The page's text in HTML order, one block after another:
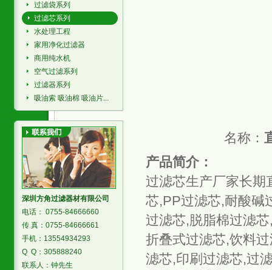
过滤袋系列
过滤芯系列
水处理工程
家用净化过滤器
商用纯水机
空气过滤系列
过滤器系列
吸油索 吸油棉 吸油片...
深圳方角过滤器材有限公司
电话： 0755-84666660
传 真：0755-84666661
手机：13554934293
Q Q：305888240
联系人：钟先生
名称：
产品简介：
过滤芯生产厂家长期
芯,PP过滤芯,耐酸碱
过滤芯,脱脂棉过滤
折叠式过滤芯,饮料
滤芯,印刷过滤芯,过